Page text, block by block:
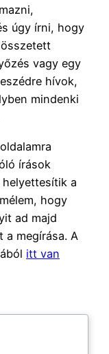
úgy írni, hogy
vagy egy
hívok,
mindenki
írások
a
hogy
ad majd
a megírása. A
itt van